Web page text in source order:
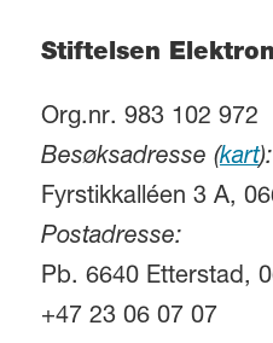
Stiftelsen
Org.nr. 983 102 972
Besøksadresse (kart):
Fyrstikkalléen 3 A,
Postadresse:
Pb. 6640 Etterstad,
+47 23 06 07 07